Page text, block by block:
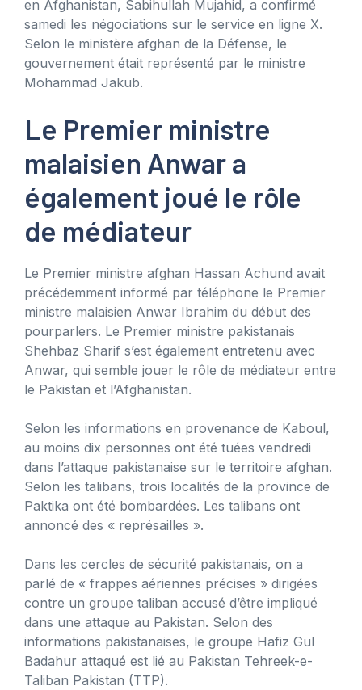
en Afghanistan, Sabihullah Mujahid, a confirmé
samedi les négociations sur le service en ligne X.
Selon le ministère afghan de la Défense, le
gouvernement était représenté par le ministre
Mohammad Jakub.
Le Premier ministre
malaisien Anwar a
également joué le rôle
de médiateur
Le Premier ministre afghan Hassan Achund avait
précédemment informé par téléphone le Premier
ministre malaisien Anwar Ibrahim du début des
pourparlers. Le Premier ministre pakistanais
Shehbaz Sharif s’est également entretenu avec
Anwar, qui semble jouer le rôle de médiateur entre
le Pakistan et l’Afghanistan.
Selon les informations en provenance de Kaboul,
au moins dix personnes ont été tuées vendredi
dans l’attaque pakistanaise sur le territoire afghan.
Selon les talibans, trois localités de la province de
Paktika ont été bombardées. Les talibans ont
annoncé des « représailles ».
Dans les cercles de sécurité pakistanais, on a
parlé de « frappes aériennes précises » dirigées
contre un groupe taliban accusé d’être impliqué
dans une attaque au Pakistan. Selon des
informations pakistanaises, le groupe Hafiz Gul
Badahur attaqué est lié au Pakistan Tehreek-e-
Taliban Pakistan (TTP).